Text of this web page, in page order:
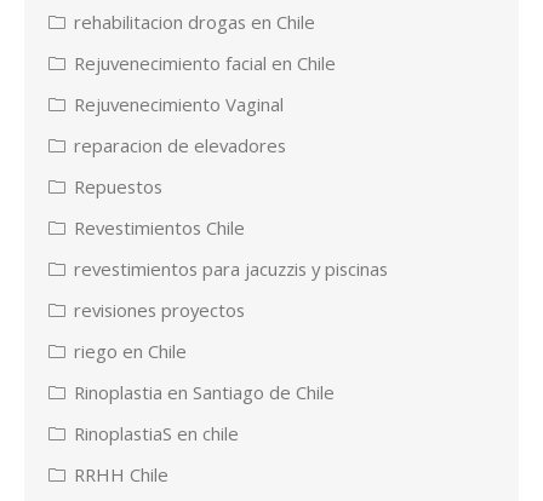
rehabilitacion drogas en Chile
Rejuvenecimiento facial en Chile
Rejuvenecimiento Vaginal
reparacion de elevadores
Repuestos
Revestimientos Chile
revestimientos para jacuzzis y piscinas
revisiones proyectos
riego en Chile
Rinoplastia en Santiago de Chile
RinoplastiaS en chile
RRHH Chile